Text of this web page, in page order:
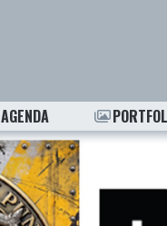
AGENDA